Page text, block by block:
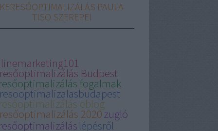
KERESŐOPTIMALIZÁLÁS PAULA
TISO SZEREPEI
Budpest
fogalmak
eblog
2020zugló
lépésről